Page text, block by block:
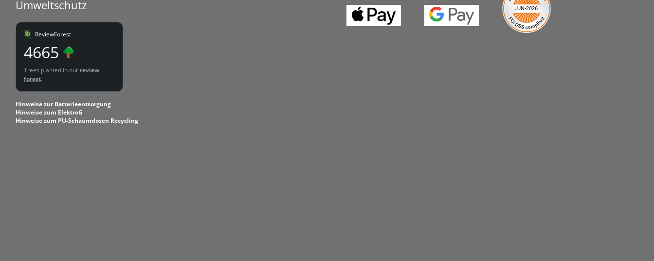
Umweltschutz
ReviewForest
4665
Trees planted in our review
forest.
Hinweise zur Batterieentsorgung
Hinweise zum ElektroG
Hinweise zum PU-Schaumdosen Recycling